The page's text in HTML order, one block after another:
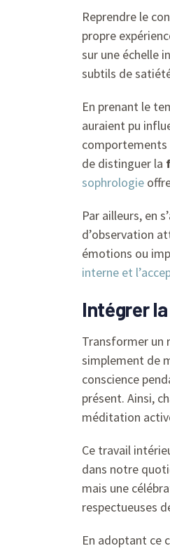
Reprendre le
propre
sur une échelle
subtils de
En prenant le
auraient pu
comportements
de distinguer la
sophrologie
Par ailleurs, en
d’observation
émotions ou
interne et
Intégrer
Transformer un
simplement de
conscience
présent. Ainsi,
méditation
Ce travail
dans notre
mais une
respectueuses
En adoptant ce